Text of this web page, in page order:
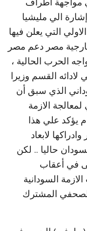
الي مليشيا
التي يعلن فيها
مصر دعم مصر
الحرب الحالية ،
لادائه القسم وزيرا
الذي سبق أن
الازمة
يؤكد علي هذا
لابعاد
حاليا .. لكن
في أعقاب
السودانية
الصحفي المشترك